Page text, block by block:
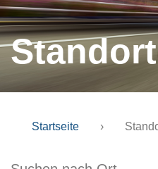
Startseite ›